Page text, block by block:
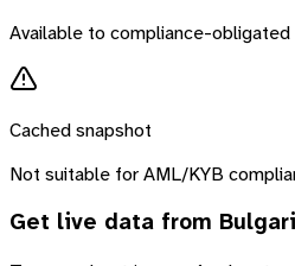
Available to compliance-
Cached snapshot
Not suitable for AML/KYB
Get live data from